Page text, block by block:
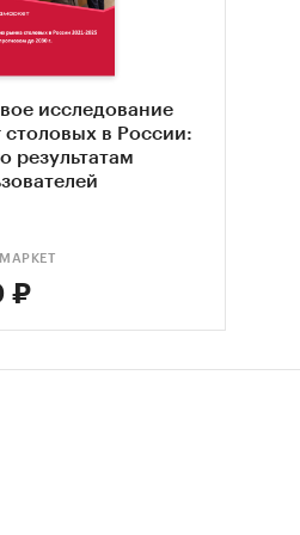
исследование
столовых в России:
результатам
₽